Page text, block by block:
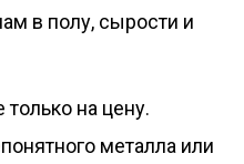
в полу, сырости и
только на цену.
металла или